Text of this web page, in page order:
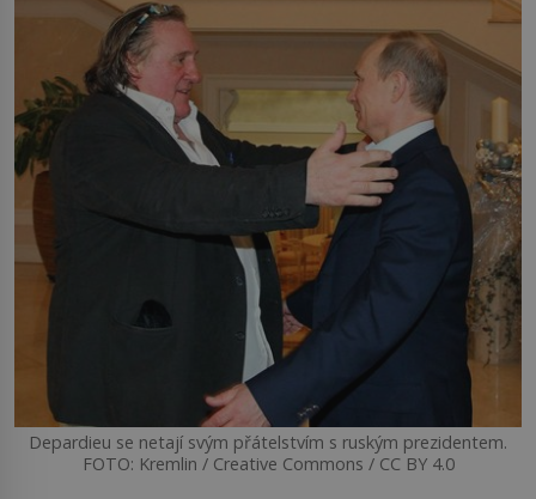
Depardieu se netají svým přátelstvím s ruským prezidentem.
FOTO: Kremlin / Creative Commons / CC BY 4.0